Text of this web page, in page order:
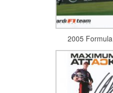
2005 Formula